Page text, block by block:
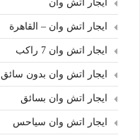
ايجار اتش وان
ايجار اتش وان – القاهرة
ايجار اتش وان 7 راكب
ايجار اتش وان بدون سائق
ايجار اتش وان بسائق
ايجار اتش وان سياحس